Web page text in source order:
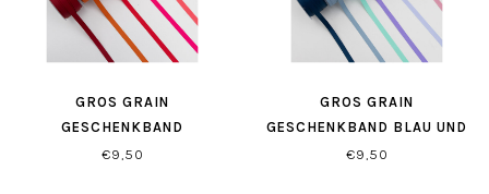
GROS GRAIN
GESCHENKBAND
ROT/ROSÉ-TÖNE
€9,50
GROS GRAIN
GESCHENKBAND BLAU UND
LILA FARBTÖNE
€9,50